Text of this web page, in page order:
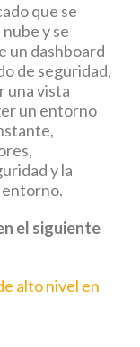
que se
y se
un dashboard
de seguridad,
una vista
un entorno
y la
el siguiente
alto nivel en